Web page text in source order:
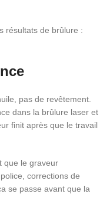
résultats de brûlure :
pas de revêtement.
dans la brûlure laser et
finit après que le travail
que le graveur
corrections de
se passe avant que la